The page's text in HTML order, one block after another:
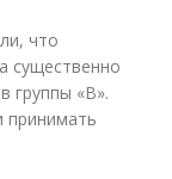
что
существенно
группы «В».
принимать